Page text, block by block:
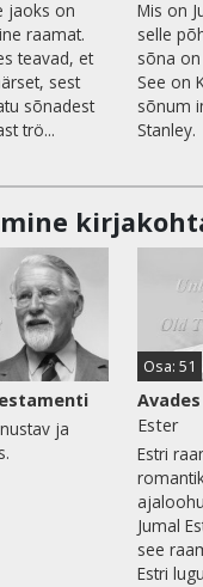
jaoks on
raamat.
teavad, et
sest
sõnadest
trö...
Mis on
selle
sõna
See on
sõnum
Stanley.
ja
Osa: 51
Ester
Estri
Jumal
see
Estri